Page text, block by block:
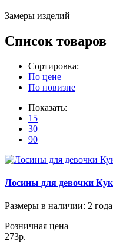
Замеры изделий
Список товаров
Сортировка:
По цене
По новизне
Показать:
15
30
90
Лосины для девочки
Размеры в наличии: 2
Розничная цена
273р.